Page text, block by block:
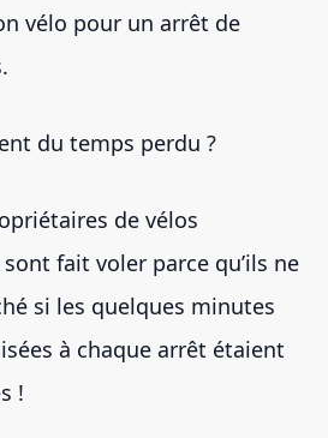
vélo pour un arrêt de
du temps perdu ?
de vélos
fait voler parce qu’ils ne
si les quelques minutes
à chaque arrêt étaient
!